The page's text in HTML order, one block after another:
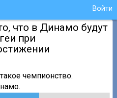
Войти
что в Динамо будут
при
чемпионство.